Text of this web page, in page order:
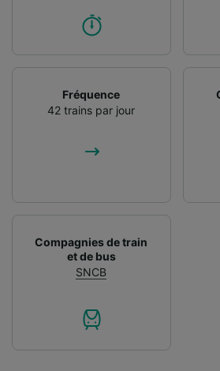
Fréquence
42 trains par jour
Compagnies de train
et de bus
SNCB